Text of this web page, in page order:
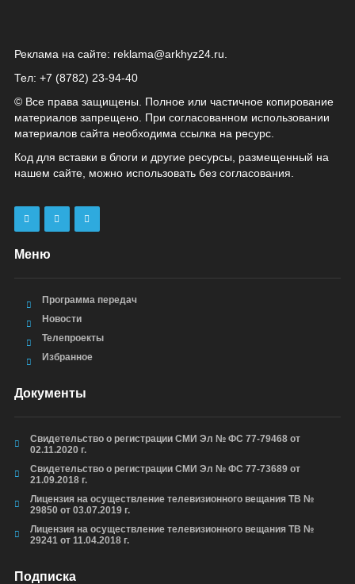
Реклама на сайте: reklama@arkhyz24.ru
Тел: +7 (8782) 23‑94‑40
© Все права защищены. Полное или частичное копирование
материалов запрещено. При согласованном использовании
материалов сайта необходима ссылка на ресурс.
Код для вставки в блоги и другие ресурсы, размещенный на
нашем сайте, можно использовать без согласования.
Меню
Программа передач
Новости
Телепроекты
Избранное
Документы
Свидетельство о регистрации СМИ Эл № ФС 77-79468 от
02.11.2020 г.
Свидетельство о регистрации СМИ Эл № ФС 77-73689 от
21.09.2018 г.
Лицензия на осуществление телевизионного вещания ТВ №
29850 от 03.07.2019 г.
Лицензия на осуществление телевизионного вещания ТВ №
29241 от 11.04.2018 г.
Подписка